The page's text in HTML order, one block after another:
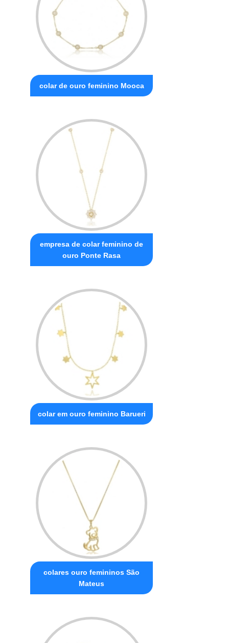
colar de ouro feminino Mooca
empresa de colar feminino de
ouro Ponte Rasa
colar em ouro feminino Barueri
colares ouro femininos São
Mateus